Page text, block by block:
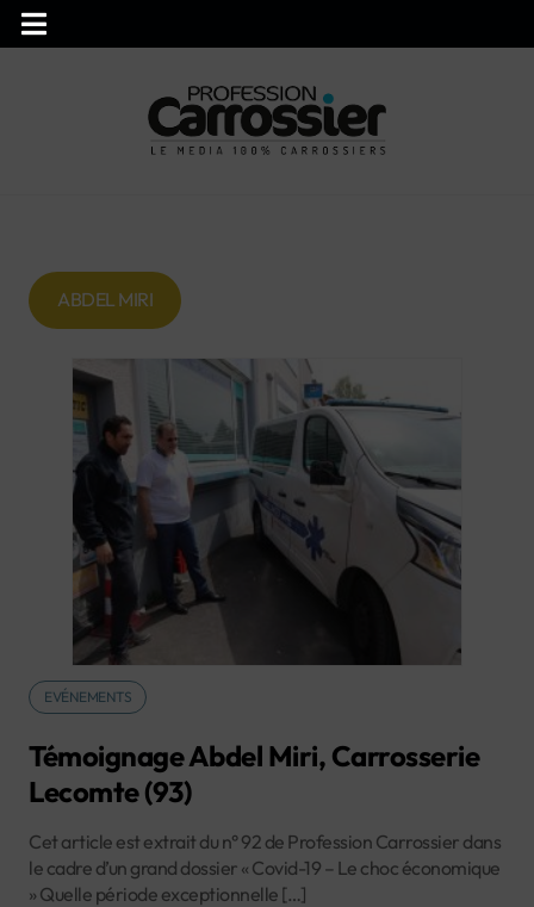
ABDEL MIRI
EVÉNEMENTS
Témoignage Abdel Miri, Carrosserie
Lecomte (93)
Cet article est extrait du n° 92 de Profession Carrossier dans
le cadre d’un grand dossier « Covid-19 – Le choc économique
» Quelle période exceptionnelle […]